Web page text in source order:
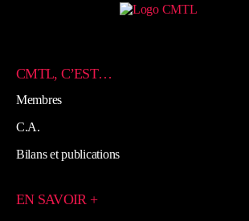
CMTL, C’EST…
Membres
C.A.
Bilans et publications
EN SAVOIR +